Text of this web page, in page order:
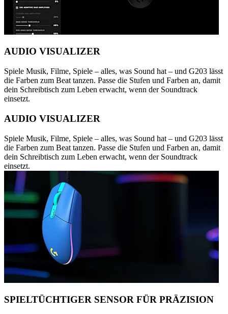
AUDIO VISUALIZER
Spiele Musik, Filme, Spiele – alles, was Sound hat – und G203 lässt
die Farben zum Beat tanzen. Passe die Stufen und Farben an, damit
dein Schreibtisch zum Leben erwacht, wenn der Soundtrack
einsetzt.
AUDIO VISUALIZER
Spiele Musik, Filme, Spiele – alles, was Sound hat – und G203 lässt
die Farben zum Beat tanzen. Passe die Stufen und Farben an, damit
dein Schreibtisch zum Leben erwacht, wenn der Soundtrack
einsetzt.
SPIELTÜCHTIGER SENSOR FÜR PRÄZISION